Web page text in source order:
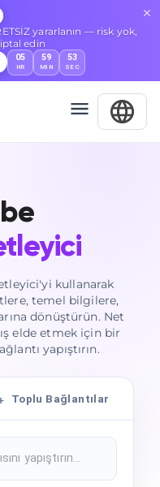
yararlanın — risk yok,
edin
05
HR
59
MIN
52
SEC
kullanarak
temel bilgilere,
dönüştürün. Net
elde etmek için bir
yapıştırın.
Toplu Bağlantılar